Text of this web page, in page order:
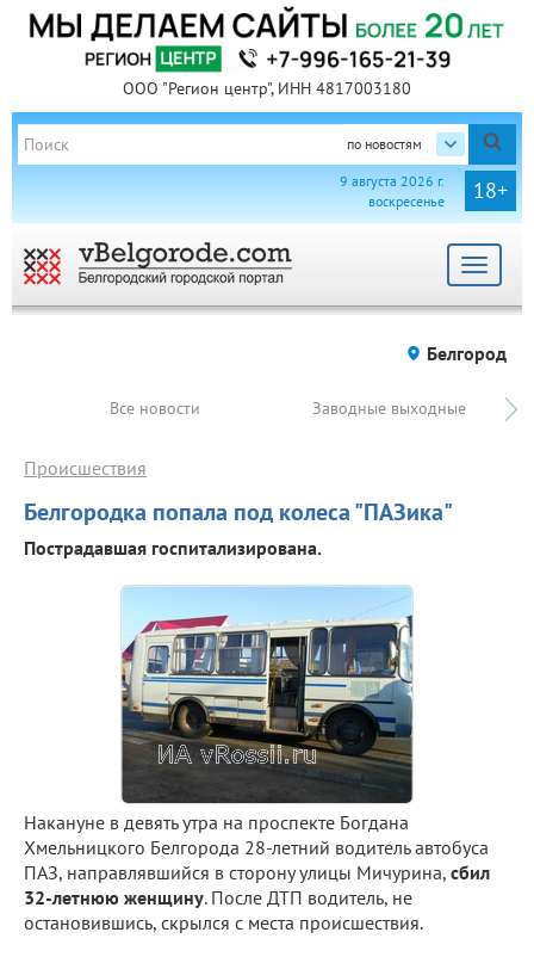
ООО "Регион центр", ИНН 4817003180
по новостям
18+
9 августа 2026 г.
воскресенье
Toggle
Белгород
Все новости Заводные выходные
Белгородка попала под колеса "ПАЗика"
Происшествия
Пострадавшая госпитализирована.
Накануне в девять утра на проспекте Богдана
Хмельницкого Белгорода 28-летний водитель автобуса
ПАЗ, направлявшийся в сторону улицы Мичурина, сбил
32-летнюю женщину. После ДТП водитель, не
остановившись, скрылся с места происшествия.